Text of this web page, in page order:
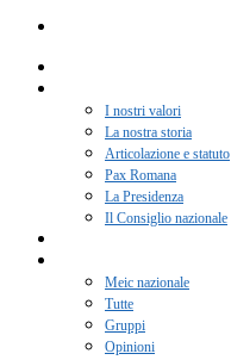
I nostri valori
La nostra storia
Articolazione e statuto
Pax Romana
La Presidenza
Il Consiglio nazionale
Meic nazionale
Tutte
Gruppi
Opinioni